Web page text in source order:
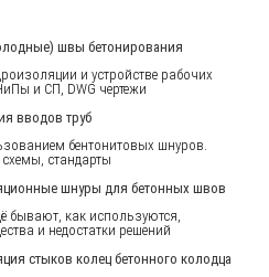
швы бетонирования
и устройстве рабочих
и СП, DWG чертежи
вводов труб
бентонитовых шнуров.
схемы, стандарты
шнуры для бетонных швов
бывают, как используются,
и недостатки решений
стыков колец бетонного колодца